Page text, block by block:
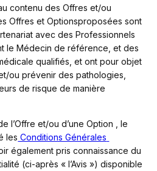
contenu des Offres et/ou
Offres et Optionsproposées sont
avec des Professionnels
le Médecin de référence, et des
qualifiés, et ont pour objet
ou prévenir des pathologies,
de risque de manière
l’Offre et/ou d’une Option , le
les Conditions Générales
également pris connaissance du
(ci-après « l’Avis ») disponible